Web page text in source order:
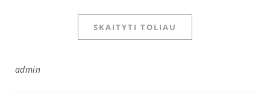
SKAITYTI TOLIAU
admin